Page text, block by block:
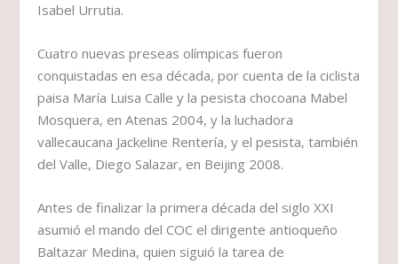
Isabel Urrutia.
Cuatro nuevas preseas olímpicas fueron
conquistadas en esa década, por cuenta de la ciclista
paisa María Luisa Calle y la pesista chocoana Mabel
Mosquera, en Atenas 2004, y la luchadora
vallecaucana Jackeline Rentería, y el pesista, también
del Valle, Diego Salazar, en Beijing 2008.
Antes de finalizar la primera década del siglo XXI
asumió el mando del COC el dirigente antioqueño
Baltazar Medina, quien siguió la tarea de